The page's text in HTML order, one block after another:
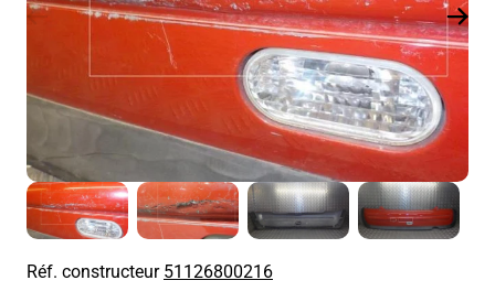
Réf. constructeur51126800216